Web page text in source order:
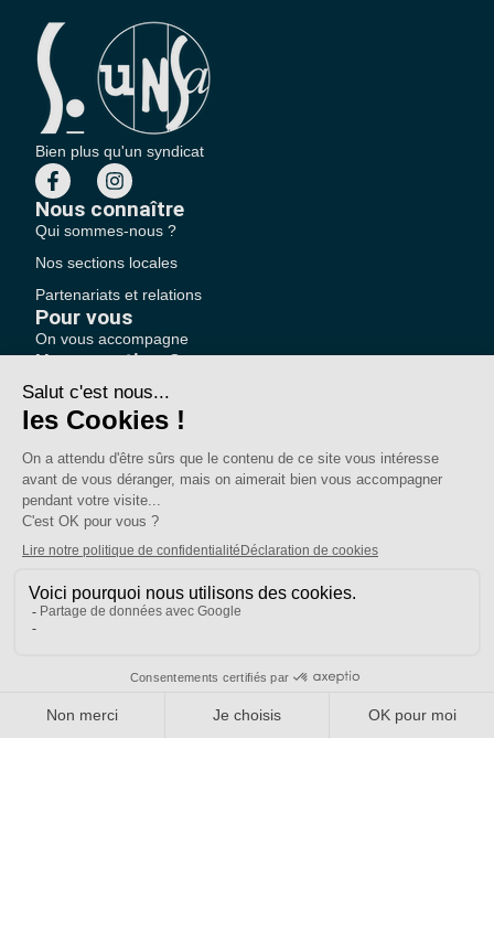
Bien plus qu'un syndicat
Nous connaître
Qui sommes-nous ?
Nos sections locales
Partenariats et relations
Pour vous
On vous accompagne
Une question ?
Pourquoi adhérer ?
Votre section locale
Nous contacter
Votre espace
Accéder à mon compte
Adhérer au SE-UNSA